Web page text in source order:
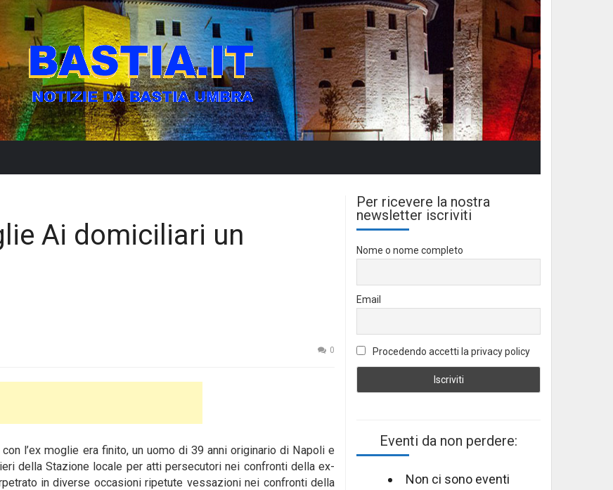
Ai domiciliari un
0
l’ex moglie era finito, un uomo di 39 anni originario di Napoli e
della Stazione locale per atti persecutori nei confrontidella ex-
in diverse occasioni ripetute vessazioni nei confronti della
Per ricevere la nostra
newsletter iscriviti
Nome o nome completo
Email
Procedendo accetti la privacy policy
Eventi da non perdere:
Non ci sono eventi